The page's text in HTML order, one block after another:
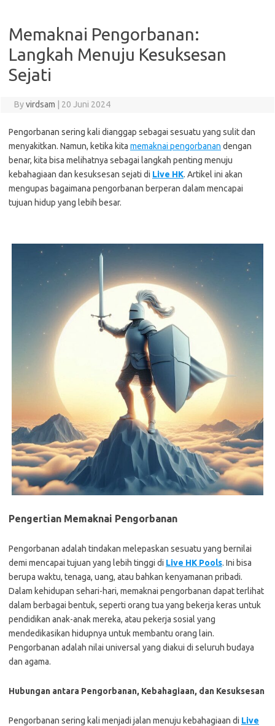
Memaknai Pengorbanan:
Langkah Menuju Kesuksesan
Sejati
Byvirdsam 20 Juni 2024
Pengorbanan sering kali dianggap sebagai sesuatu yang sulit dan
menyakitkan. Namun, ketika kita memaknai pengorbanan dengan
benar, kita bisa melihatnya sebagai langkah penting menuju
kebahagiaan dan kesuksesan sejati di Live HK. Artikel ini akan
mengupas bagaimana pengorbanan berperan dalam mencapai
tujuan hidup yang lebih besar.
Pengertian Memaknai Pengorbanan
Pengorbanan adalah tindakan melepaskan sesuatu yang bernilai
demi mencapai tujuan yang lebih tinggi di Live HK Pools. Ini bisa
berupa waktu, tenaga, uang, atau bahkan kenyamanan pribadi.
Dalam kehidupan sehari-hari, memaknai pengorbanan dapat terlihat
dalam berbagai bentuk, seperti orang tua yang bekerja keras untuk
pendidikan anak-anak mereka, atau pekerja sosial yang
mendedikasikan hidupnya untuk membantu orang lain.
Pengorbanan adalah nilai universal yang diakui di seluruh budaya
dan agama.
Hubungan antara Pengorbanan, Kebahagiaan, dan Kesuksesan
Pengorbanan sering kali menjadi jalan menuju kebahagiaan di Live